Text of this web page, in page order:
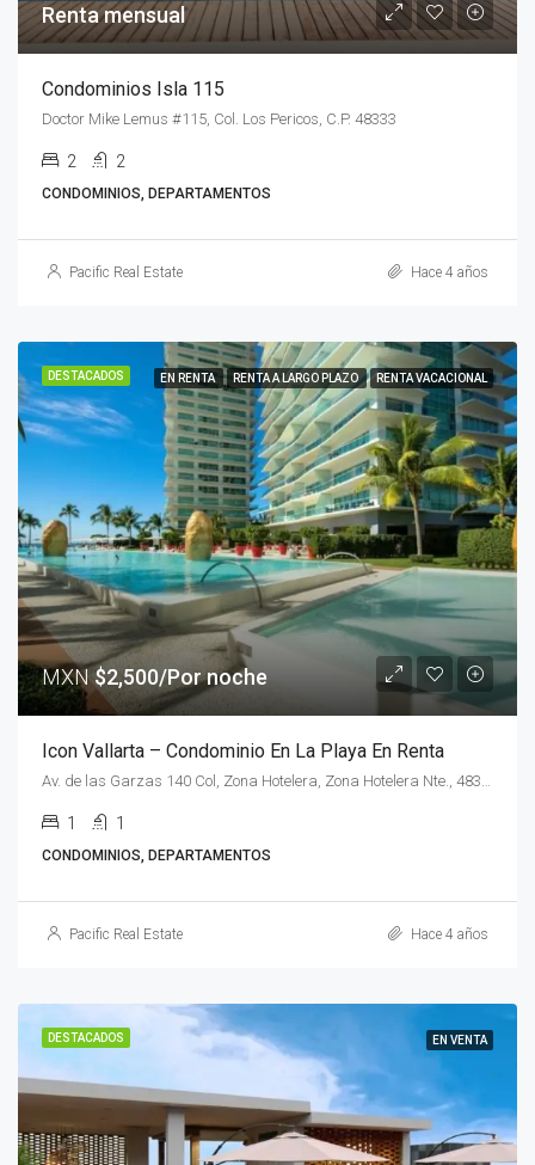
Renta mensual
Condominios Isla 115
Doctor Mike Lemus #115, Col. Los Pericos, C.P. 48333
2 2
CONDOMINIOS, DEPARTAMENTOS
Pacific Real Estate Hace 4 años
DESTACADOS EN RENTA RENTA A LARGO PLAZO RENTA VACACIONAL
MXN $2,500/Por noche
Icon Vallarta – Condominio En La Playa En Renta
Av. de las Garzas 140 Col, Zona Hotelera, Zona Hotelera Nte., 48333 Puerto Vallarta, Jal.
1 1
CONDOMINIOS, DEPARTAMENTOS
Pacific Real Estate Hace 4 años
DESTACADOS EN VENTA